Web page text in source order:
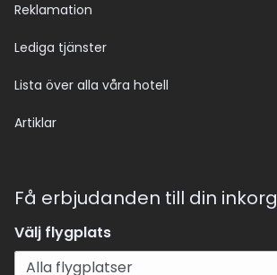
Reklamation
Lediga tjänster
Lista över alla våra hotell
Artiklar
Få erbjudanden till din inkorg
Välj flygplats